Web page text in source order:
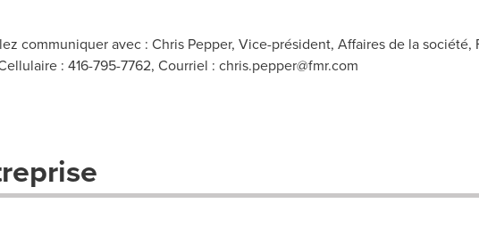
communiquer avec : Chris Pepper, Vice-président, Affaires de la société,
: 416-795-7762, Courriel : chris.pepper@fmr.com